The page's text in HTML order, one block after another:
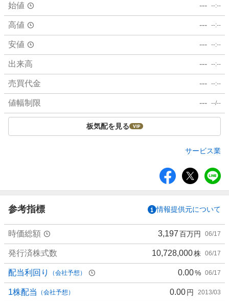
始値 --- --:--
高値 --- --:--
安値 --- --:--
出来高 --- --:--
売買代金 --- --:--
値幅制限 --- --/--
板気配を見る
サービス業
ア
参考指標 情報提供元について
時価総額 3,197百万円 06/17
発行済株式数 10,728,000株 06/17
配当利回り （会社予想） 0.00% 06/17
1株配当 （会社予想） 0.00円 2013/03